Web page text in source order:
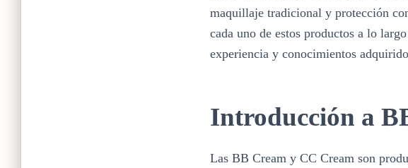
maquillaje tradicional y protección
cada uno de estos productos a lo
experiencia y conocimientos
Introducción a
Las BB Cream y CC Cream son